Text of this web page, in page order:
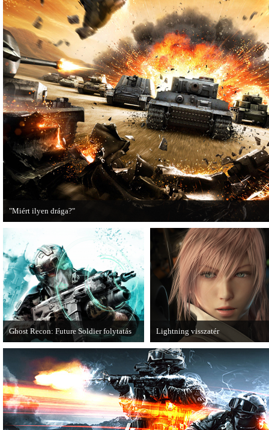
"Miért ilyen drága?"
A PC Guru utánajárt, miért kerülnek olyan sokba a AAA-kategóriás
Ghost Recon: Future Soldier folytatás
Több jel is utal arra, hogy készülőben
van a Ghost Recon: Future Soldier
következő epizódja.
Lightning visszatér
Megjött a Lightning Returns:
Fantasy XIII című játék első
videója.